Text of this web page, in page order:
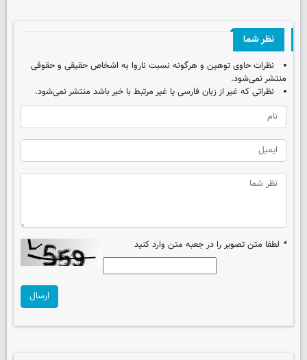
نظر شما
نظرات حاوی توهین و هرگونه نسبت ناروا به اشخاص حقیقی و حقوقی
منتشر نمی‌شود.
نظراتی که غیر از زبان فارسی یا غیر مرتبط با خبر باشد منتشر نمی‌شود.
* لطفا متن تصویر را در جعبه متن وارد کنید
ارسال